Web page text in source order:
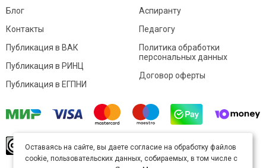
Блог
Контакты
Аспиранту
Педагогу
Публикация в ВАК
Публикация в РИНЦ
Публикация в ЕГПНИ
Политика обработки
персональных данных
Договор оферты
произведение доступно полицензии Creative
Commons «Attribution» («Атрибуция») 4.0
Оставаясь на сайте, вы даете согласие на обработку файлов
cookie, пользовательских данных, собираемых, в том числе с